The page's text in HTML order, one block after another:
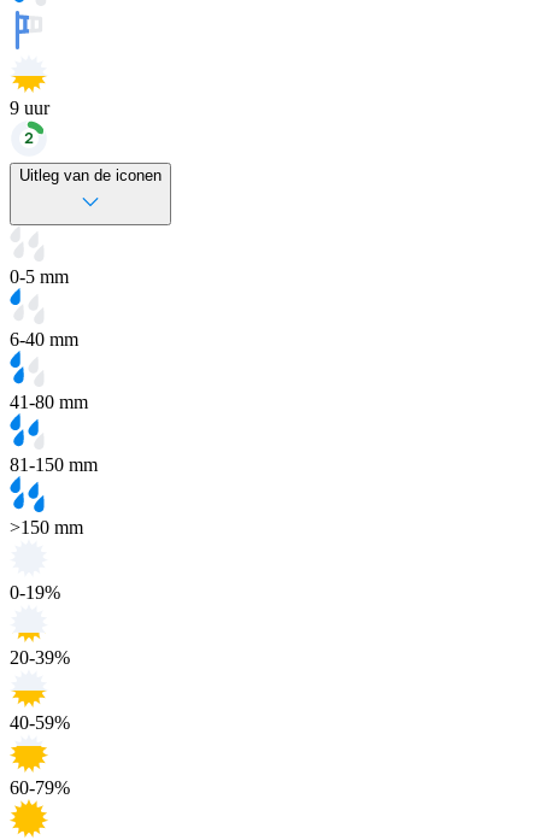
9 uur
Uitleg van de iconen
0-5 mm
6-40 mm
41-80 mm
81-150 mm
>150 mm
0-19%
20-39%
40-59%
60-79%